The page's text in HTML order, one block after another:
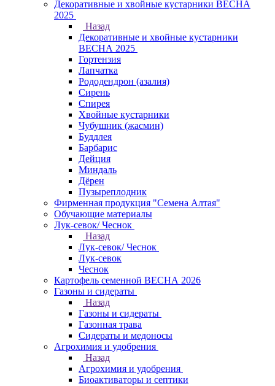
Декоративные и хвойные кустарники ВЕСНА
2025
Назад
Декоративные и хвойные кустарники
ВЕСНА 2025
Гортензия
Лапчатка
Рододендрон (азалия)
Сирень
Спирея
Хвойные кустарники
Чубушник (жасмин)
Буддлея
Барбарис
Дейция
Миндаль
Дёрен
Пузыреплодник
Фирменная продукция "Семена Алтая"
Обучающие материалы
Лук-севок/ Чеснок
Назад
Лук-севок/ Чеснок
Лук-севок
Чеснок
Картофель семенной ВЕСНА 2026
Газоны и сидераты
Назад
Газоны и сидераты
Газонная трава
Сидераты и медоносы
Агрохимия и удобрения
Назад
Агрохимия и удобрения
Биоактиваторы и септики